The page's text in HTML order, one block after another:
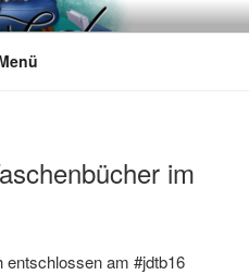
im
entschlossen am #jdtb16